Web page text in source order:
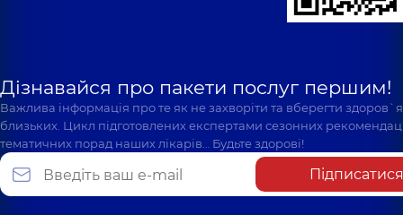
Дізнавайся про пакети послуг першим!
Важлива інформація про те як не захворіти та вберегти
близьких. Цикл підготовлених експертами сезонних
тематичних порад наших лікарів… Будьте здорові!
Підписатися